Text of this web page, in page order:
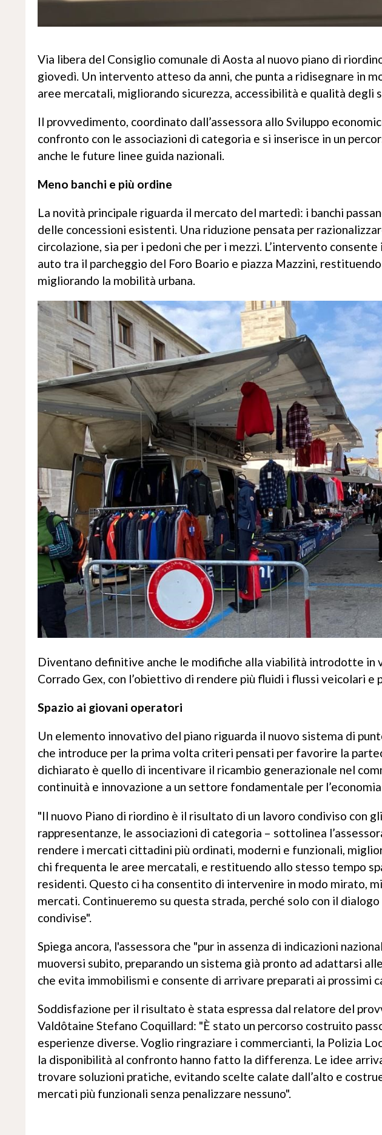
Via libera del Consiglio comunale di Aosta al nuovo piano di
giovedì. Un intervento atteso da anni, che punta a ridisegnare in
aree mercatali, migliorando sicurezza, accessibilità e qualità degli
Il provvedimento, coordinato dall’assessora allo Sviluppo
confronto con le associazioni di categoria e si inserisce in un
anche le future linee guida nazionali.
Meno banchi e più ordine
La novità principale riguarda il mercato del martedì: i banchi
delle concessioni esistenti. Una riduzione pensata per
circolazione, sia per i pedoni che per i mezzi. L’intervento
auto tra il parcheggio del Foro Boario e piazza Mazzini,
migliorando la mobilità urbana.
Diventano definitive anche le modifiche alla viabilità introdotte in
Corrado Gex, con l’obiettivo di rendere più fluidi i flussi veicolari e
Spazio ai giovani operatori
Un elemento innovativo del piano riguarda il nuovo sistema di
che introduce per la prima volta criteri pensati per favorire la
dichiarato è quello di incentivare il ricambio generazionale nel
continuità e innovazione a un settore fondamentale per
"Il nuovo Piano di riordino è il risultato di un lavoro condiviso con
rappresentanze, le associazioni di categoria – sottolinea
rendere i mercati cittadini più ordinati, moderni e funzionali,
chi frequenta le aree mercatali, e restituendo allo stesso tempo
residenti. Questo ci ha consentito di intervenire in modo mirato,
mercati. Continueremo su questa strada, perché solo con il
condivise".
Spiega ancora, l'assessora che "pur in assenza di indicazioni
muoversi subito, preparando un sistema già pronto ad adattarsi
che evita immobilismi e consente di arrivare preparati ai prossimi
Soddisfazione per il risultato è stata espressa dal relatore del
Valdôtaine Stefano Coquillard: "È stato un percorso costruito
esperienze diverse. Voglio ringraziare i commercianti, la Polizia
la disponibilità al confronto hanno fatto la differenza. Le idee
trovare soluzioni pratiche, evitando scelte calate dall’alto e
mercati più funzionali senza penalizzare nessuno".